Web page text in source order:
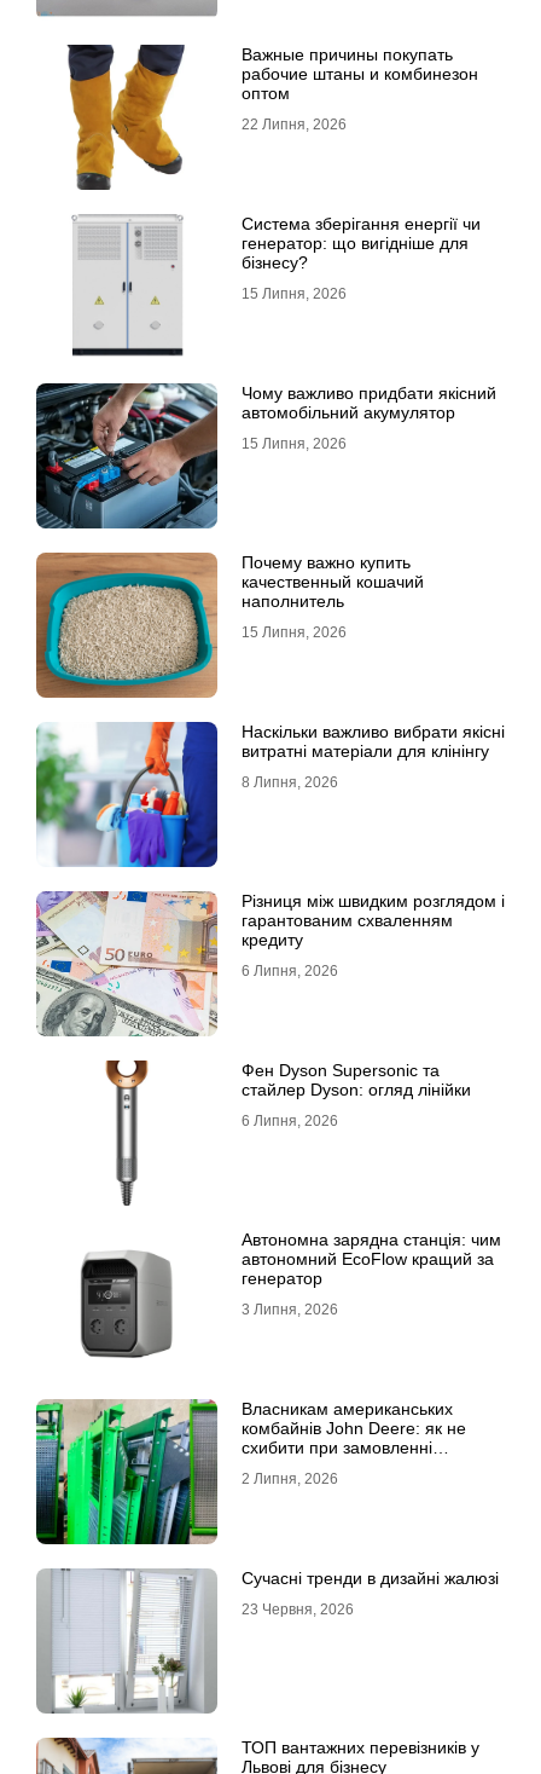
Важные причины покупать
рабочие штаны и комбинезон
оптом
22 Липня, 2026
Система зберігання енергії чи
генератор: що вигідніше для
бізнесу?
15 Липня, 2026
Чому важливо придбати якісний
автомобільний акумулятор
15 Липня, 2026
Почему важно купить
качественный кошачий
наполнитель
15 Липня, 2026
Наскільки важливо вибрати якісні
витратні матеріали для клінінгу
8 Липня, 2026
Різниця між швидким розглядом і
гарантованим схваленням
кредиту
6 Липня, 2026
Фен Dyson Supersonic та
стайлер Dyson: огляд лінійки
6 Липня, 2026
Автономна зарядна станція: чим
автономний EcoFlow кращий за
генератор
3 Липня, 2026
Власникам американських
комбайнів John Deere: як не
схибити при замовленні
2 Липня, 2026
Сучасні тренди в дизайні жалюзі
23 Червня, 2026
ТОП вантажних перевізників у
Львові для бізнесу